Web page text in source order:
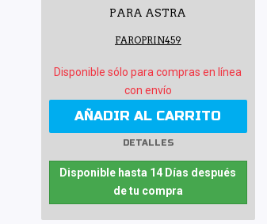
PARA ASTRA
FAROPRIN459
Disponible sólo para compras en línea
con envío
AÑADIR AL CARRITO
DETALLES
Disponible hasta 14 Días después
de tu compra